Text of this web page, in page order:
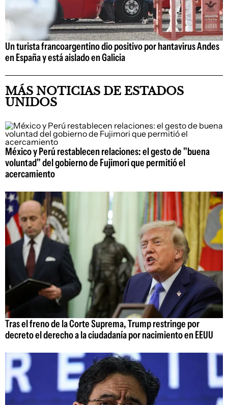
Un turista francoargentino dio positivo por hantavirus Andes
en España y está aislado en Galicia
MÁS NOTICIAS DE ESTADOS
UNIDOS
México y Perú restablecen relaciones: el gesto de "buena
voluntad" del gobierno de Fujimori que permitió el
acercamiento
Tras el freno de la Corte Suprema, Trump restringe por
decreto el derecho a la ciudadanía por nacimiento en EEUU